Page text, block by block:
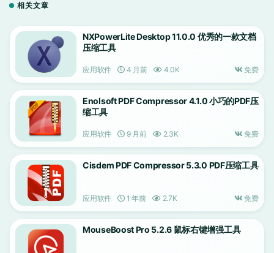
相关文章
NXPowerLite Desktop 11.0.0 优秀的一款文档
压缩工具
应用软件 4 月前 4.0K 免费
Enolsoft PDF Compressor 4.1.0 小巧的PDF压
缩工具
应用软件 9 月前 2.3K 免费
Cisdem PDF Compressor 5.3.0 PDF压缩工具
应用软件 1 年前 2.7K 免费
MouseBoost Pro 5.2.6 鼠标右键增强工具